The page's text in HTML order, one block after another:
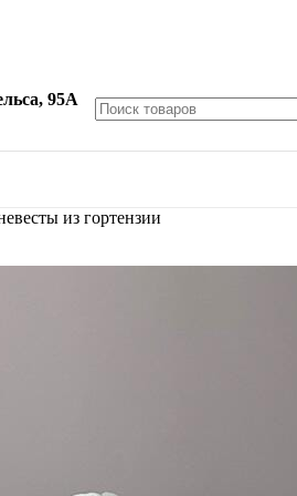
95А
из гортензии